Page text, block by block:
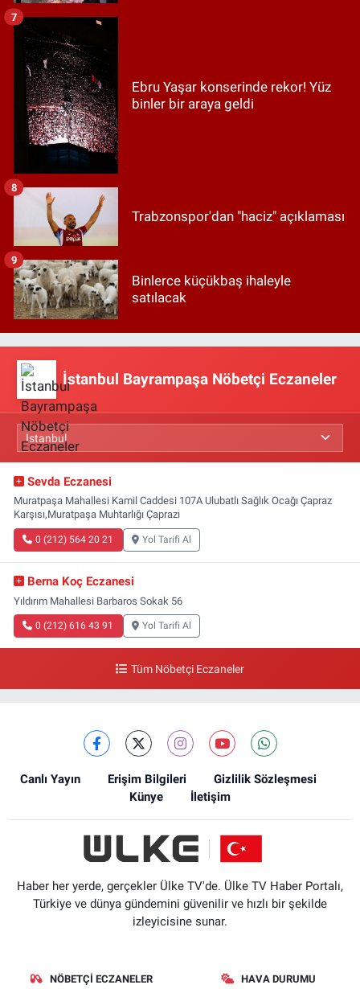
Ebru Yaşar konserinde rekor! Yüz
binler bir araya geldi
7
Trabzonspor'dan "haciz" açıklaması
8
Binlerce küçükbaş ihaleyle
satılacak
9
İstanbul Bayrampaşa Nöbetçi Eczaneler
Sevda Eczanesi
Muratpaşa Mahallesi Kamil Caddesi 107A Ulubatlı Sağlık Ocağı Çapraz
Karşısı,Muratpaşa Muhtarlığı Çaprazı
0 (212) 564 20 21 Yol Tarifi Al
Berna Koç Eczanesi
Yıldırım Mahallesi Barbaros Sokak 56
0 (212) 616 43 91 Yol Tarifi Al
Tüm Nöbetçi Eczaneler
Canlı Yayın Erişim Bilgileri
Gizlilik Sözleşmesi
Künye
İletişim
Haber her yerde, gerçekler Ülke TV'de. Ülke TV Haber Portalı,
Türkiye ve dünya gündemini güvenilir ve hızlı bir şekilde
izleyicisine sunar.
NÖBETÇI ECZANELER HAVA DURUMU